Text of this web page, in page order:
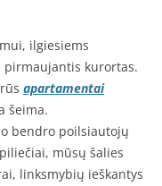
ilgiesiems
pirmaujantis kurortas.
apartamentai
šeima.
bendro poilsiautojų
mūsų šalies
linksmybių ieškantys